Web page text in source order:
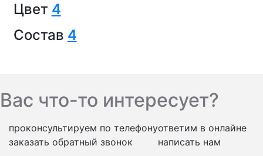
Цвет 4
Состав 4
Вас что-то интересует?
проконсультируем по телефону
заказать обратный звонок
ответим в онлайне
написать нам